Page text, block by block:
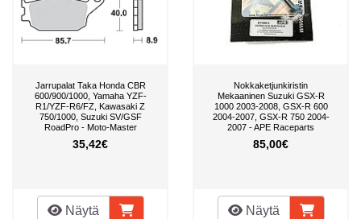
Jarrupalat Taka Honda CBR
600/900/1000, Yamaha YZF-
R1/YZF-R6/FZ, Kawasaki Z
750/1000, Suzuki SV/GSF
RoadPro - Moto-Master
35,42€
Näytä
Nokkaketjunkiristin
Mekaaninen Suzuki GSX-R
1000 2003-2008, GSX-R 600
2004-2007, GSX-R 750 2004-
2007 - APE Raceparts
85,00€
Näytä